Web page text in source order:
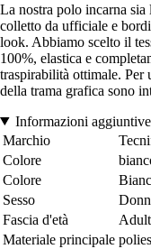
La nostra polo incarna sia
colletto da ufficiale e
look. Abbiamo scelto il
100%, elastica e
traspirabilità ottimale. Per
della trama grafica sono
Informazioni aggiuntive
Marchio
Colore
Colore
Sesso
Fascia d'età
Materiale principale